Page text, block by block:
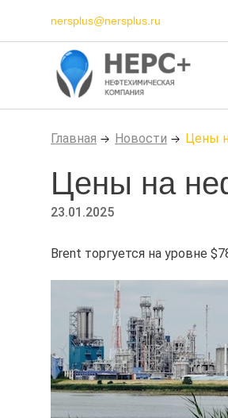
nersplus@nersplus.ru
Главная Новости Цены
Цены на
23.01.2025
Brent торгуется на уровне